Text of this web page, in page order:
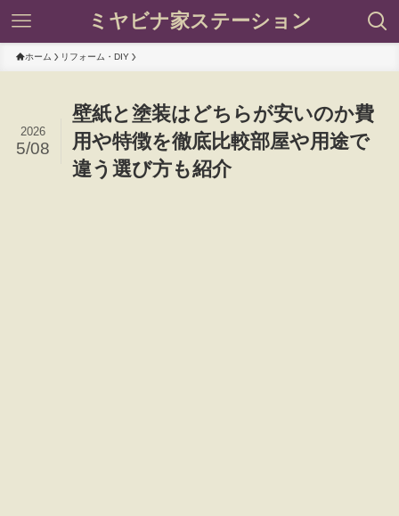
ミヤビナ家ステーション
ホーム リフォーム・DIY
壁紙と塗装はどちらが安いのか費
用や特徴を徹底比較部屋や用途で
違う選び方も紹介
2026
5/08